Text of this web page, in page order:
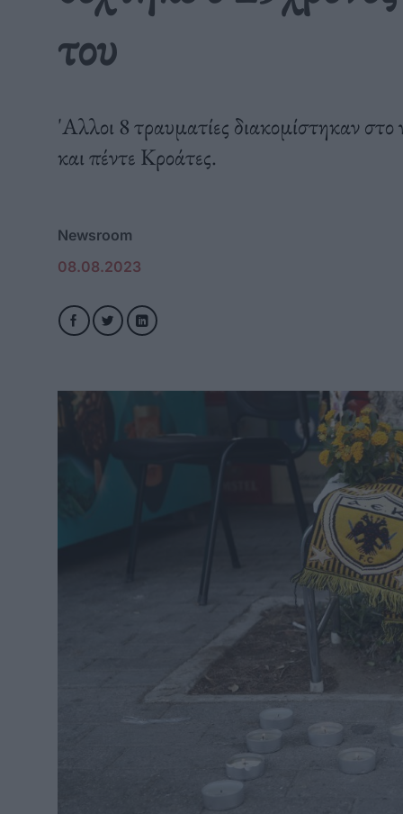
του
'Αλλοι 8 τραυματίες διακομίστηκαν στο
και πέντε Κροάτες.
Newsroom
08.08.2023